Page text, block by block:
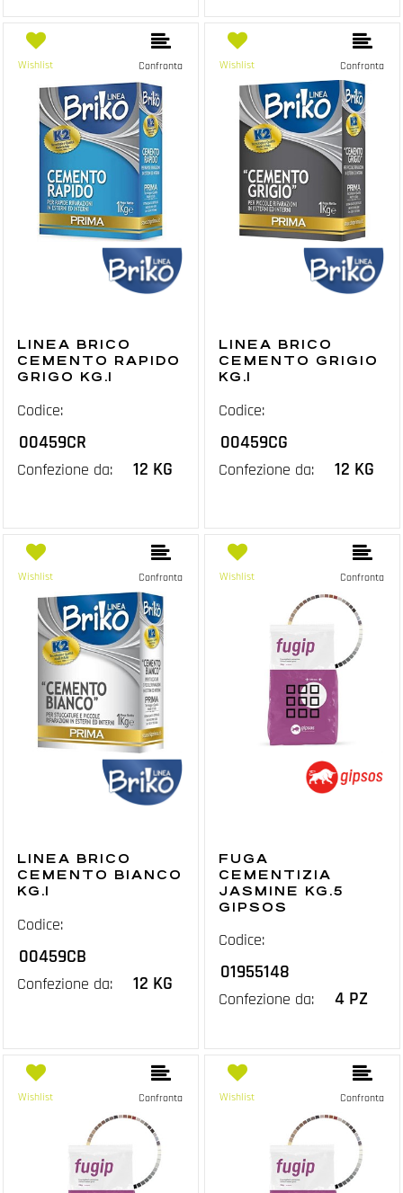
Wishlist Confronta
LINEA BRICO
CEMENTO RAPIDO
GRIGO KG.1
Codice:
00459CR
Confezione da: 12 KG
Wishlist Confronta
LINEA BRICO
CEMENTO GRIGIO
KG.1
Codice:
00459CG
Confezione da: 12 KG
Wishlist Confronta
LINEA BRICO
CEMENTO BIANCO
KG.1
Codice:
00459CB
Confezione da: 12 KG
Wishlist Confronta
FUGA
CEMENTIZIA
JASMINE KG.5
GIPSOS
Codice:
01955148
Confezione da: 4 PZ
Wishlist Confronta Wishlist Confronta